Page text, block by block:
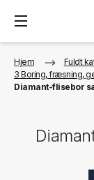
Hjem
Fuldt
3 Boring, fræsning,
Diamant-flisebor